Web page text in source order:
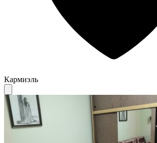
Кармиэль